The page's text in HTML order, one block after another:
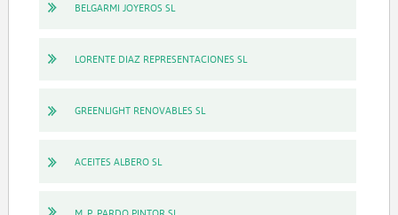
BELGARMI JOYEROS SL
LORENTE DIAZ REPRESENTACIONES SL
GREENLIGHT RENOVABLES SL
ACEITES ALBERO SL